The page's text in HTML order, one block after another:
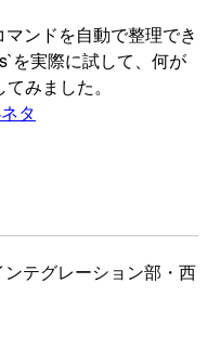
ンドを自動で整理でき
を実際に試して、何が
みました。
タ
テグレーション部・西